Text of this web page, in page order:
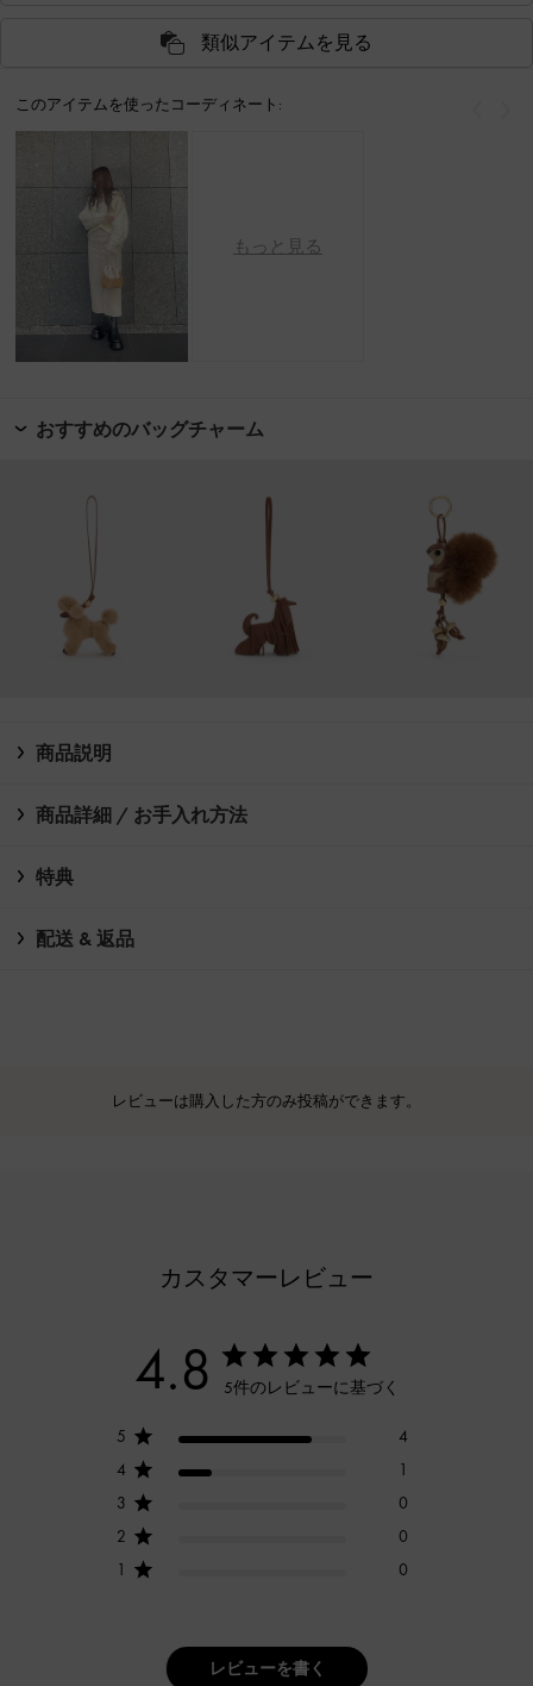
類似アイテムを見る
このアイテムを使ったコーディネート:
もっと見る
おすすめのバッグチャーム
商品説明
商品詳細 / お手入れ方法
特典
配送 & 返品
レビューは購入した方のみ投稿ができます。
カスタマーレビュー
4.8 5件のレビューに基づく
5
4
4
1
3
0
2
0
1
0
レビューを書く